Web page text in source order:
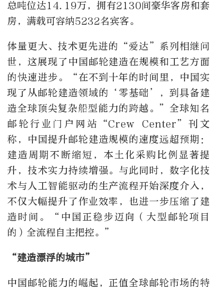
总吨位达14.19万，拥有2130间豪华客房和套
房，满载可容纳5232名宾客。
体量更大、技术更先进的“爱达”系列相继问
世，这展现了中国邮轮建造在规模和工艺方面
的快速进步。“在不到十年的时间里，中国实
现了从邮轮建造领域的‘零基础’，到具备建
造全球顶尖复杂船型能力的跨越。”全球知名
邮轮行业门户网站“Crew Center”刊文
称，中国提升邮轮建造规模的速度远超预期：
建造周期不断缩短，本土化采购比例显著提
升，技术实力持续增强。与此同时，数字化技
术与人工智能驱动的生产流程开始深度介入，
不仅大幅提升了作业效率，也进一步压缩了建
造时间。“中国正稳步迈向（大型邮轮项目
的）全流程自主把控。”
“建造漂浮的城市”
中国邮轮能力的崛起，正值全球邮轮市场的特